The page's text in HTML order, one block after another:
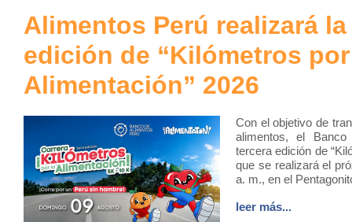
Alimentos Perú realizará
edición de “Kilómetros
Alimentación” 2026
Con el objetivo de
alimentos, el
tercera edición de
que se realizará el
a. m., en el
leer más...